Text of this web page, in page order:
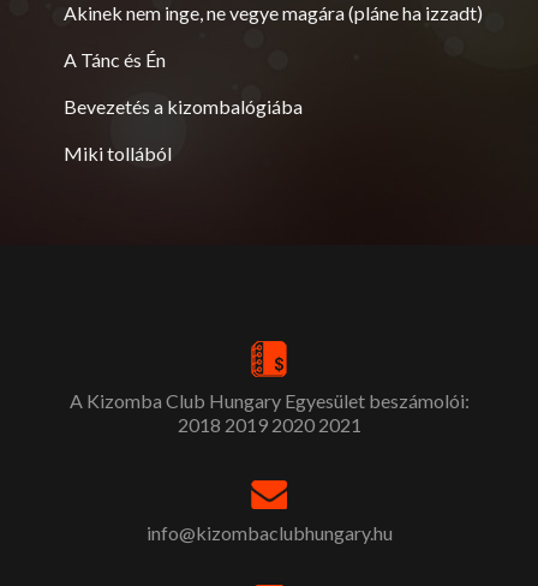
Akinek nem inge, ne vegye magára (pláne ha izzadt)
A Tánc és Én
Bevezetés a kizombalógiába
Miki tollából
A Kizomba Club Hungary Egyesület beszámolói:
2018 2019 2020 2021
info@kizombaclubhungary.hu